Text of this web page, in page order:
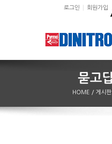
로그인 회원가입
HOME / 게시판